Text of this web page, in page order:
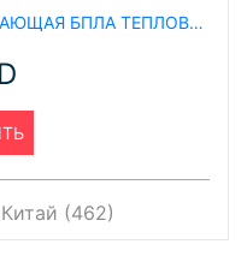
АВТОМАТИЧЕСКИ ОТСЛЕЖИВАЮЩАЯ БПЛА ТЕПЛОВИЗИОННАЯ PTZ‑КАМЕРА С НОЧНЫМ ВИДЕНИЕМ, ИСКУССТВЕННЫМ ИНТЕЛЛЕКТОМ И ЛАЗЕРНЫМ ДАЛЬНОМЕРОМ; ДАЛЬНОСТЬ ОТСЛЕЖИВАНИЯ — 2 КМ, ОБЗОР — 360°
Китай (462)